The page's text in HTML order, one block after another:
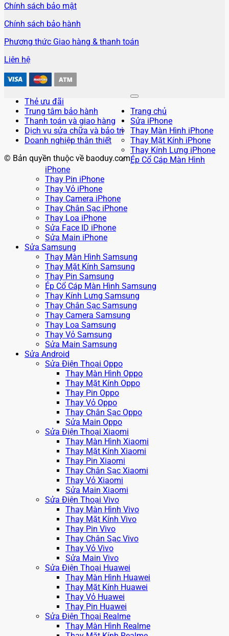
Chính sách bảo mật
Chính sách bảo hành
Phương thức Giao hàng & thanh toán
Liên hệ
Thẻ ưu đãi
Trung tâm bảo hành
Thanh toán và giao hàng
Dịch vụ sửa chữa và bảo trì
Doanh nghiệp thân thiết
© Bản quyền thuộc về baoduy.com
Trang chủ
Sửa iPhone
Thay Màn Hình iPhone
Thay Mặt Kính iPhone
Thay Kính Lưng iPhone
Ép Cổ Cáp Màn Hình
iPhone
Thay Pin iPhone
Thay Vỏ iPhone
Thay Camera iPhone
Thay Chân Sạc iPhone
Thay Loa iPhone
Sửa Face ID iPhone
Sửa Main iPhone
Sửa Samsung
Thay Màn Hình Samsung
Thay Mặt Kính Samsung
Thay Pin Samsung
Ép Cổ Cáp Màn Hình Samsung
Thay Kính Lưng Samsung
Thay Chân Sạc Samsung
Thay Camera Samsung
Thay Loa Samsung
Thay Vỏ Samsung
Sửa Main Samsung
Sửa Android
Sửa Điện Thoại Oppo
Thay Màn Hình Oppo
Thay Mặt Kính Oppo
Thay Pin Oppo
Thay Vỏ Oppo
Thay Chân Sạc Oppo
Sửa Main Oppo
Sửa Điện Thoại Xiaomi
Thay Màn Hình Xiaomi
Thay Mặt Kính Xiaomi
Thay Pin Xiaomi
Thay Chân Sạc Xiaomi
Thay Vỏ Xiaomi
Sửa Main Xiaomi
Sửa Điện Thoại Vivo
Thay Màn Hình Vivo
Thay Mặt Kính Vivo
Thay Pin Vivo
Thay Chân Sạc Vivo
Thay Vỏ Vivo
Sửa Main Vivo
Sửa Điện Thoại Huawei
Thay Màn Hình Huawei
Thay Mặt Kính Huawei
Thay Vỏ Huawei
Thay Pin Huawei
Sửa Điện Thoại Realme
Thay Màn Hình Realme